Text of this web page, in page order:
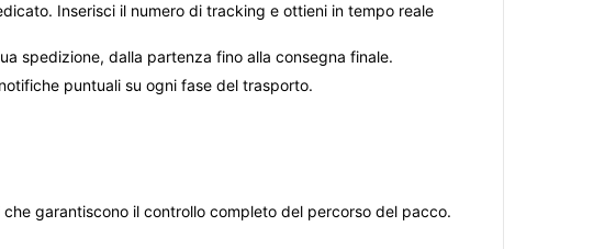
Inserisci il numero di tracking e ottieni in tempo reale
spedizione, dalla partenza fino alla consegna finale.
puntuali su ogni fase del trasporto.
garantiscono il controllo completo del percorso del pacco.